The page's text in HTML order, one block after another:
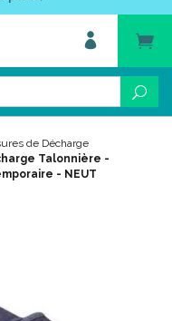
de Décharge
Talonnière -
- NEUT